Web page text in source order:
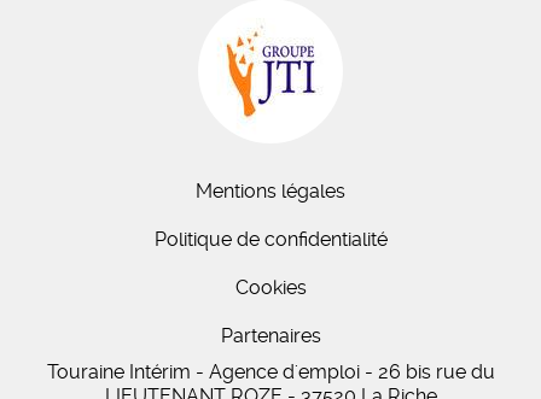
Mentions légales
Politique de confidentialité
Cookies
Partenaires
Touraine Intérim - Agence d'emploi - 26 bisrue du